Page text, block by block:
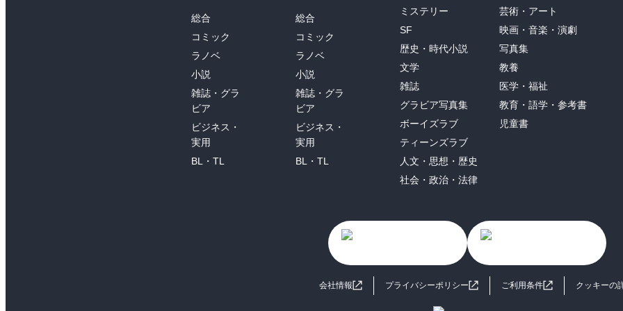
総合
コミック
ラノベ
小説
雑誌・グラ
ビア
ビジネス・
実用
BL・TL
総合
コミック
ラノベ
小説
雑誌・グラ
ビア
ビジネス・
実用
BL・TL
ミステリー
SF
歴史・時代小説
文学
雑誌
グラビア写真集
ボーイズラブ
ティーンズラブ
人文・思想・歴史
社会・政治・法律
芸術・アート
映画・音楽・演劇
写真集
教養
医学・福祉
教育・語学・参考書
児童書
会社情報 プライバシーポリシー ご利用条件 クッキーの